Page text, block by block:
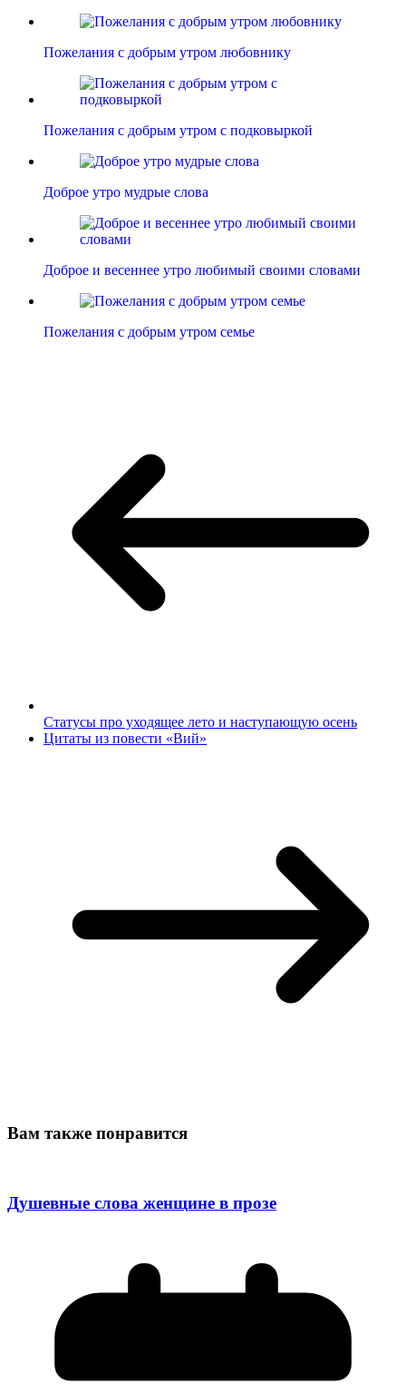
Пожелания с добрым утром любовнику
Пожелания с добрым утром с подковыркой
Доброе утро мудрые слова
Доброе и весеннее утро любимый своими словами
Пожелания с добрым утром семье
Статусы про уходящее лето и наступающую осень
Цитаты из повести «Вий»
Вам также понравится
Душевные слова женщине в прозе